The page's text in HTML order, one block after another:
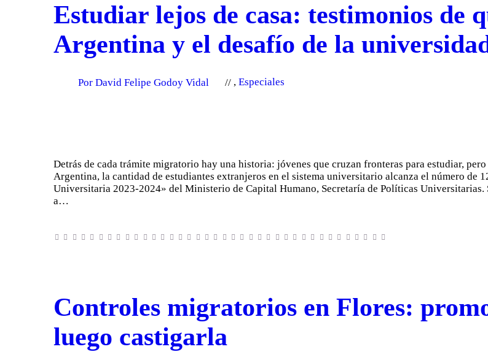
Estudiar lejos de casa: testimonios de
Argentina y el desafío de la
Por David Felipe Godoy Vidal ,Especiales
Detrás de cada trámite migratorio hay una historia: jóvenes que cruzan fronteras para estudiar,
Argentina, la cantidad de estudiantes extranjeros en el sistema universitario alcanza el número de
Universitaria 2023-2024» del Ministerio de Capital Humano, Secretaría de Políticas
a…
Controles migratorios en Flores:
luego castigarla